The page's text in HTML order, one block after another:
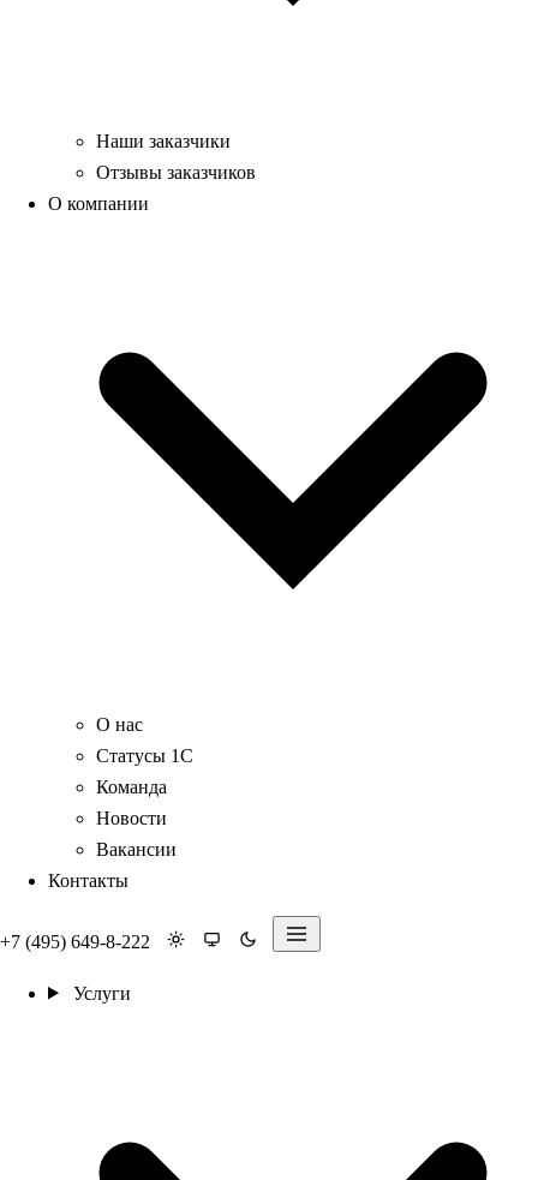
Наши заказчики
Отзывы заказчиков
О компании
О нас
Статусы 1С
Команда
Новости
Вакансии
Контакты
+7 (495) 649-8-222
Услуги